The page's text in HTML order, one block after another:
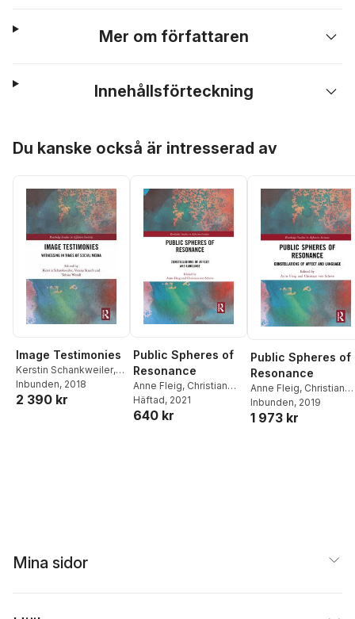
Mer om författaren
Innehållsförteckning
Du kanske också är intresserad av
Image Testimonies
Kerstin Schankweiler,
Verena Straub,
Wendl
Inbunden, 2018
2 390 kr
Public Spheres of
Resonance
Anne Fleig, Christian
von Scheve
Häftad, 2021
640 kr
Public Spheres of
Resonance
Anne Fleig, Christian
von Scheve
Inbunden, 2019
1 973 kr
Mina sidor